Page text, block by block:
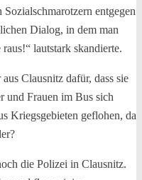
entgegen
Dialog, in dem man
lautstark skandierte.
Clausnitz dafür, dass sie
und Frauen im Bus sich
Kriegsgebieten geflohen, da
die Polizei in Clausnitz.